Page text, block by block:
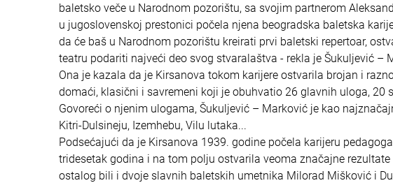
baletsko veče u Narodnom pozorištu, sa svojim partnerom
u jugoslovenskoj prestonici počela njena beogradska baletska
da će baš u Narodnom pozorištu kreirati prvi baletski repertoar,
teatru podariti najveći deo svog stvaralaštva - rekla je Šukuljević –
Ona je kazala da je Kirsanova tokom karijere ostvarila brojan i
domaći, klasični i savremeni koji je obuhvatio 26 glavnih uloga, 20
Govoreći o njenim ulogama, Šukuljević – Marković je kao
Kitri-Dulsineju, Izemhebu, Vilu lutaka...
Podsećajući da je Kirsanova 1939. godine počela karijeru
tridesetak godina i na tom polju ostvarila veoma značajne
ostalog bili i dvoje slavnih baletskih umetnika Milorad Mišković i